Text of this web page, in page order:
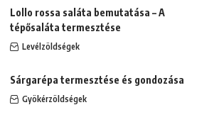
Lollo rossa saláta bemutatása – A
tépősaláta termesztése
Levélzöldségek
Sárgarépa termesztése és gondozása
Gyökérzöldségek